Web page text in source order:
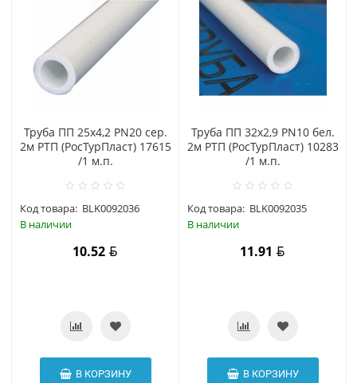
Труба ПП 25х4,2 PN20 сер.
2м РТП (РосТурПласт) 17615
/1 м.п.
Код товара: BLK0092036
В наличии
10.52
В КОРЗИНУ
Труба ПП 32х2,9 PN10 бел.
2м РТП (РосТурПласт) 10283
/1 м.п.
Код товара: BLK0092035
В наличии
11.91
В КОРЗИНУ